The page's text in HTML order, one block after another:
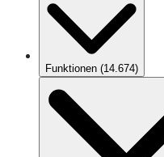
Funktionen (14.674)